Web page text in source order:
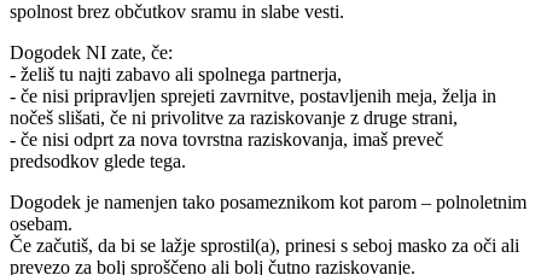
spolnost brez občutkov sramu in slabe vesti.
Dogodek NI zate, če:
- želiš tu najti zabavo ali spolnega partnerja,
- če nisi pripravljen sprejeti zavrnitve, postavljenih meja, želja in
nočeš slišati, če ni privolitve za raziskovanje z druge strani,
- če nisi odprt za nova tovrstna raziskovanja, imaš preveč
predsodkov glede tega.
Dogodek je namenjen tako posameznikom kot parom – polnoletnim
osebam.
Če začutiš, da bi se lažje sprostil(a), prinesi s seboj masko za oči ali
prevezo za bolj sproščeno ali bolj čutno raziskovanje.